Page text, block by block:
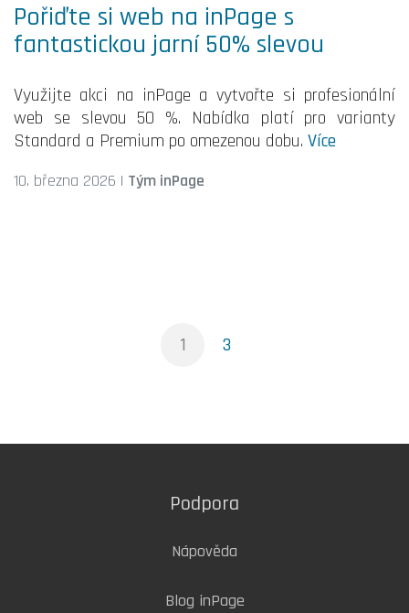
Pořiďte si web na inPage s
fantastickou jarní 50% slevou
Využijte akci na inPage a vytvořte si profesionální
web se slevou 50 %. Nabídka platí pro varianty
Standard a Premium po omezenou dobu. Více
10. března 2026 | Tým inPage
1 3
Podpora
Nápověda
Blog inPage